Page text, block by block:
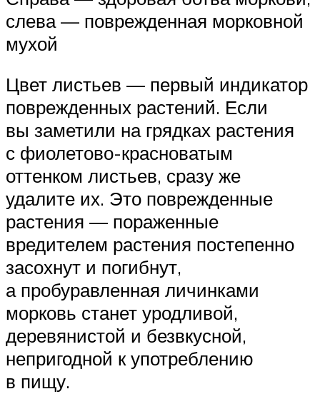
слева — поврежденная морковной
мухой
Цвет листьев — первый индикатор
поврежденных растений. Если
вы заметили на грядках растения
с фиолетово-красноватым
оттенком листьев, сразу же
удалите их. Это поврежденные
растения — пораженные
вредителем растения постепенно
засохнут и погибнут,
а пробуравленная личинками
морковь станет уродливой,
деревянистой и безвкусной,
непригодной к употреблению
в пищу.